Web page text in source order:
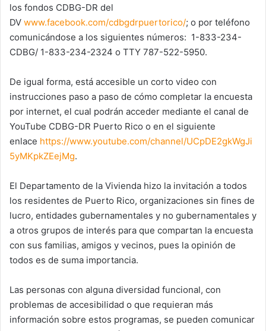
los fondos CDBG-DR del
DV www.facebook.com/cdbgdrpuertorico/; o por teléfono
comunicándose a los siguientes números: 1-833-234-
CDBG/ 1-833-234-2324 o TTY 787-522-5950.
De igual forma, está accesible un corto video con
instrucciones paso a paso de cómo completar la encuesta
por internet, el cual podrán acceder mediante el canal de
YouTube CDBG-DR Puerto Rico o en el siguiente
enlace https://www.youtube.com/channel/UCpDE2gkWgJi
5yMKpkZEejMg.
El Departamento de la Vivienda hizo la invitación a todos
los residentes de Puerto Rico, organizaciones sin fines de
lucro, entidades gubernamentales y no gubernamentales y
a otros grupos de interés para que compartan la encuesta
con sus familias, amigos y vecinos, pues la opinión de
todos es de suma importancia.
Las personas con alguna diversidad funcional, con
problemas de accesibilidad o que requieran más
información sobre estos programas, se pueden comunicar